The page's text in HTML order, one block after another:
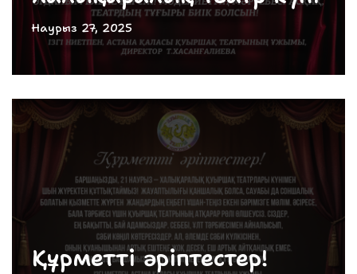
Наурыз 27, 2025
Құрметті әріптестер!